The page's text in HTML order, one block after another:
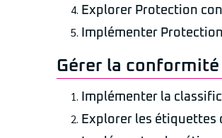
Explorer Protection
Implémenter
Gérer la
Implémenter la
Explorer les